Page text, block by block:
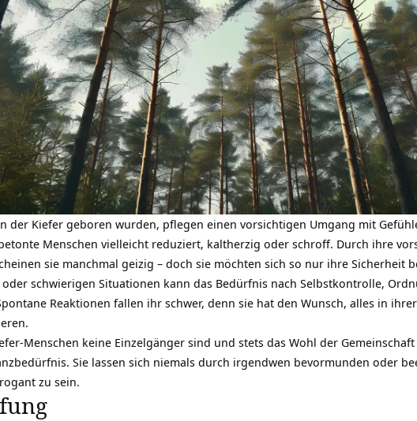
der Kiefer geboren wurden, pflegen einen vorsichtigen Umgang mit
Menschen vielleicht reduziert, kaltherzig oder schroff. Durch ihre
sie manchmal geizig – doch sie möchten sich so nur ihre Sicherheit
oder schwierigen Situationen kann das Bedürfnis nach Selbstkontrolle,
Reaktionen fallen ihr schwer, denn sie hat den Wunsch, alles in
Menschen keine Einzelgänger sind und stets das Wohl der Gemeinschaft
Sie lassen sich niemals durch irgendwen bevormunden oder
zu sein.